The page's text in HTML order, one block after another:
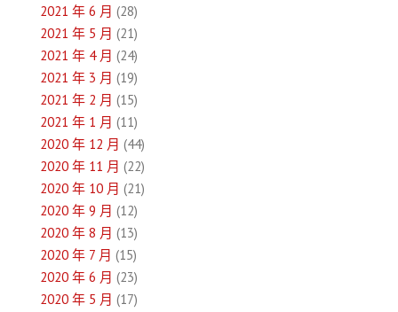
2021 年 6 月 (28)
2021 年 5 月 (21)
2021 年 4 月 (24)
2021 年 3 月 (19)
2021 年 2 月 (15)
2021 年 1 月 (11)
2020 年 12 月 (44)
2020 年 11 月 (22)
2020 年 10 月 (21)
2020 年 9 月 (12)
2020 年 8 月 (13)
2020 年 7 月 (15)
2020 年 6 月 (23)
2020 年 5 月 (17)